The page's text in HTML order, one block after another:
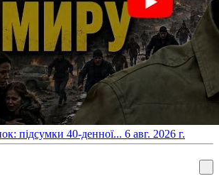
підсумки 40-денної... 6 авг. 2026 г.